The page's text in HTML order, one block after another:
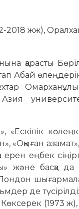
2018 жж),
қарасты
Абай
«Ескілік
«Оқыған
еңбек
және басқа да
де
(1973